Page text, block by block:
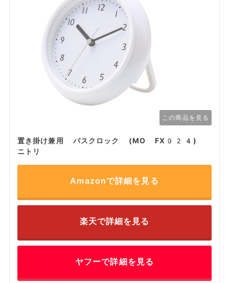
この商品を見る
置き掛け兼用 バスクロック (MO FX024)
ニトリ
Amazonで詳細を見る
楽天で詳細を見る
ヤフーで詳細を見る